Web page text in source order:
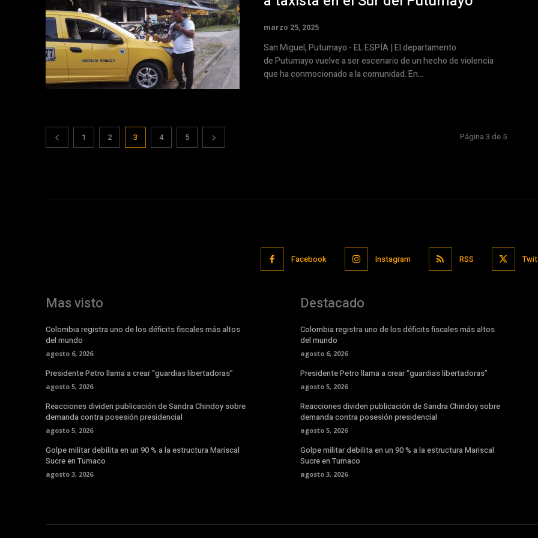
marzo 25, 2025
San Miguel, Putumayo - EL ESPÍA | El departamento
de Putumayo vuelve a ser escenario de un hecho de violencia
que ha conmocionado a la comunidad. En...
1 2 3 4 5 Página 3 de 5
Facebook Instagram RSS
Mas visto
Colombia registra uno de los déficits fiscales más altos
del mundo
agosto 6, 2026
Presidente Petro llama a crear “guardias libertadoras”
agosto 5, 2026
Reacciones dividen publicación de Sandra Chindoy sobre
demanda contra posesión presidencial
agosto 5, 2026
Golpe militar debilita en un 90 % a la estructura Mariscal
Sucre en Tumaco
agosto 3, 2026
Destacado
Colombia registra uno de los déficits fiscales más altos
del mundo
agosto 6, 2026
Presidente Petro llama a crear “guardias libertadoras”
agosto 5, 2026
Reacciones dividen publicación de Sandra Chindoy sobre
demanda contra posesión presidencial
agosto 5, 2026
Golpe militar debilita en un 90 % a la estructura Mariscal
Sucre en Tumaco
agosto 3, 2026